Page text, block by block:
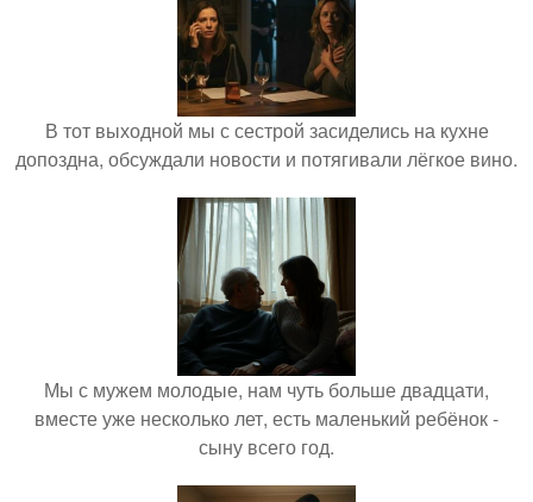
В тот выходной мы с сестрой засиделись на кухне
допоздна, обсуждали новости и потягивали лёгкое вино.
Мы с мужем молодые, нам чуть больше двадцати,
вместе уже несколько лет, есть маленький ребёнок -
сыну всего год.